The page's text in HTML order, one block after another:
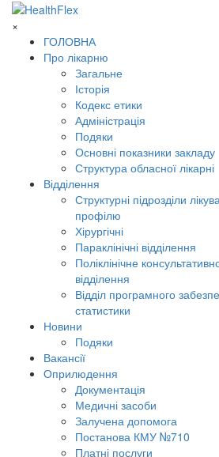
×
ГОЛОВНА
Про лікарню
Загальне
Історія
Кодекс етики
Адміністрація
Подяки
Основні показники закладу
Структура обласної лікарні
Відділення
Структурні підрозділи
профілю
Хірургічні
Параклінічні відділення
Поліклінічне
відділення
Відділ програмного
статистики
Новини
Подяки
Вакансії
Оприлюдення
Документація
Медичні засоби
Залучена допомога
Постанова КМУ №710
Платні послуги